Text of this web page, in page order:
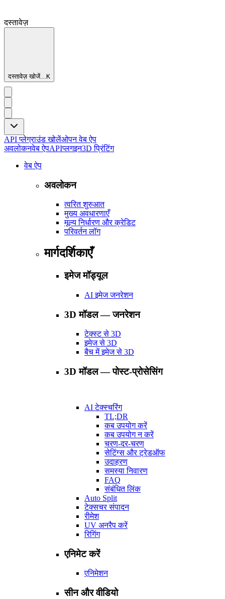
दस्तावेज़
दस्तावेज़ खोजें...K
API प्लेग्राउंड खोलेंओपन वेब ऐप
अवलोकनवेब ऐपAPIप्लगइन3D प्रिंटिंग
वेब ऐप
अवलोकन
त्वरित शुरुआत
मुख्य अवधारणाएँ
मूल्य निर्धारण और क्रेडिट
परिवर्तन लॉग
मार्गदर्शिकाएँ
इमेज मॉड्यूल
AI इमेज जनरेशन
3D मॉडल — जनरेशन
टेक्स्ट से 3D
इमेज से 3D
बैच में इमेज से 3D
3D मॉडल — पोस्ट-प्रोसेसिंग
AI टेक्स्चरिंग
TL;DR
कब उपयोग करें
कब उपयोग न करें
चरण-दर-चरण
सेटिंग्स और ट्रेडऑफ
उदाहरण
समस्या निवारण
FAQ
संबंधित लिंक
Auto Split
टेक्सचर संपादन
रीमेश
UV अनरैप करें
रिगिंग
एनिमेट करें
एनिमेशन
सीन और वीडियो